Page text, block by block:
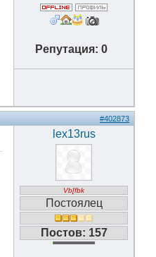
Репутация: 0
#402873
lex13rus
Vb[fbk
Постоялец
Постов: 157